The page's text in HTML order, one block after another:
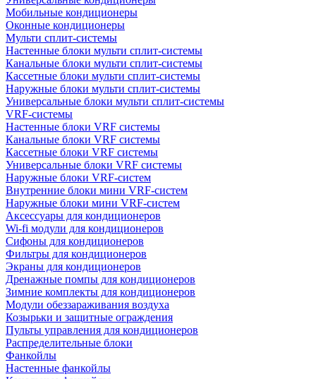
Мобильные кондиционеры
Оконные кондиционеры
Мульти сплит-системы
Настенные блоки мульти сплит-системы
Канальные блоки мульти сплит-системы
Кассетные блоки мульти сплит-системы
Наружные блоки мульти сплит-системы
Универсальные блоки мульти сплит-системы
VRF-системы
Настенные блоки VRF системы
Канальные блоки VRF системы
Кассетные блоки VRF системы
Универсальные блоки VRF системы
Наружные блоки VRF-систем
Внутренние блоки мини VRF-систем
Наружные блоки мини VRF-систем
Аксессуары для кондиционеров
Wi-fi модули для кондиционеров
Сифоны для кондиционеров
Фильтры для кондиционеров
Экраны для кондиционеров
Дренажные помпы для кондиционеров
Зимние комплекты для кондиционеров
Модули обеззараживания воздуха
Козырьки и защитные ограждения
Пульты управления для кондиционеров
Распределительные блоки
Фанкойлы
Настенные фанкойлы